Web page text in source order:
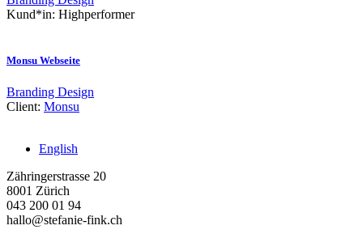
Kund*in: Highperformer
Monsu Webseite
Branding Design
Client: Monsu
English
Zähringerstrasse 20
8001 Zürich
043 200 01 94
hallo@stefanie-fink.ch